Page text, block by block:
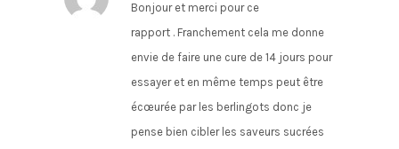
Bonjour et merci pour ce
rapport . Franchement cela me donne
envie de faire une cure de 14 jours pour
essayer et en même temps peut être
écœurée par les berlingots donc je
pense bien cibler les saveurs sucrées